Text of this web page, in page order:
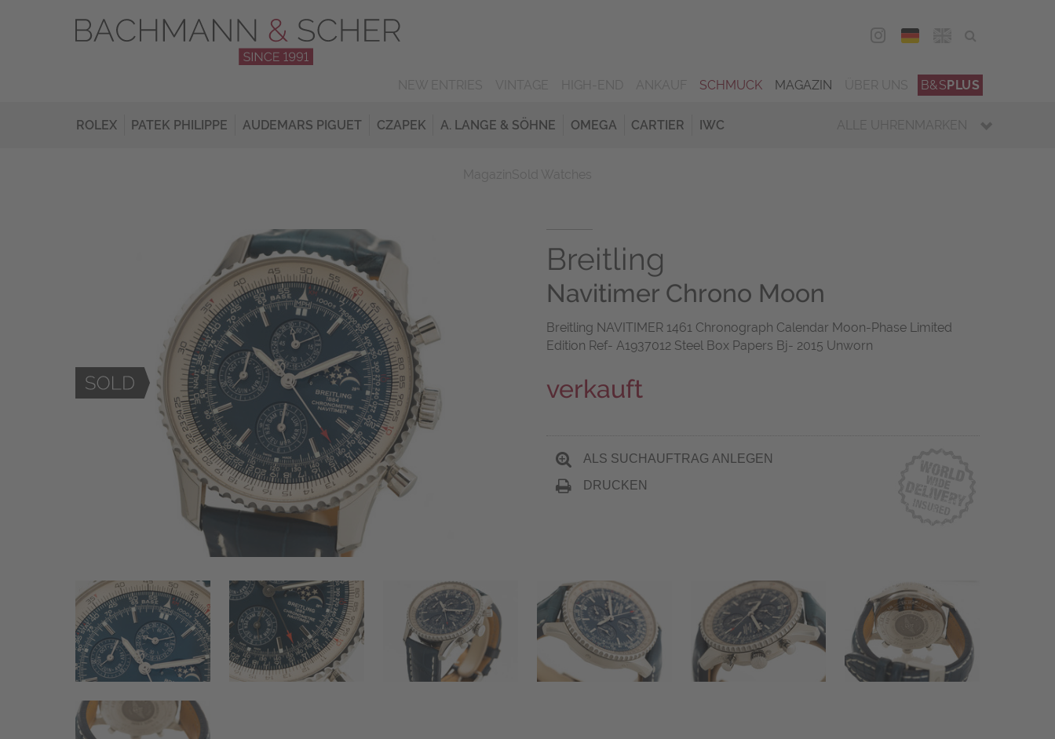
DEU
SCHMUCK MAGAZIN B&SPLUS
ROLEX PATEK PHILIPPE AUDEMARS PIGUET CZAPEK A. LANGE & SÖHNE OMEGA CARTIER IWC ALLE UHRENMARKEN
Breitling
Navitimer Chrono Moon
Breitling NAVITIMER 1461 Chronograph Calendar Moon-Phase Limited
Edition Ref- A1937012 Steel Box Papers Bj- 2015 Unworn
verkauft
ALS SUCHAUFTRAG ANLEGEN
DRUCKEN